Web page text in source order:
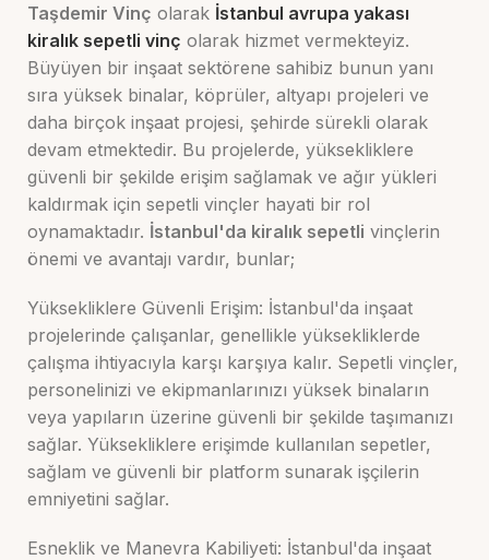
Taşdemir Vinç olarak İstanbul avrupa yakası
kiralık sepetli vinç olarak hizmet vermekteyiz.
Büyüyen bir inşaat sektörene sahibiz bunun yanı
sıra yüksek binalar, köprüler, altyapı projeleri ve
daha birçok inşaat projesi, şehirde sürekli olarak
devam etmektedir. Bu projelerde, yüksekliklere
güvenli bir şekilde erişim sağlamak ve ağır yükleri
kaldırmak için sepetli vinçler hayati bir rol
oynamaktadır. İstanbul'da kiralık sepetli vinçlerin
önemi ve avantajı vardır, bunlar;
Yüksekliklere Güvenli Erişim: İstanbul'da inşaat
projelerinde çalışanlar, genellikle yüksekliklerde
çalışma ihtiyacıyla karşı karşıya kalır. Sepetli vinçler,
personelinizi ve ekipmanlarınızı yüksek binaların
veya yapıların üzerine güvenli bir şekilde taşımanızı
sağlar. Yüksekliklere erişimde kullanılan sepetler,
sağlam ve güvenli bir platform sunarak işçilerin
emniyetini sağlar.
Esneklik ve Manevra Kabiliyeti: İstanbul'da inşaat